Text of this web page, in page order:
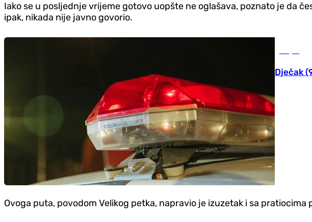
Iako se u posljednje vrijeme gotovo uopšte ne oglašava, poznato je da
ipak, nikada nije javno govorio.
Dječak
Ovoga puta, povodom Velikog petka, napravio je izuzetak i sa